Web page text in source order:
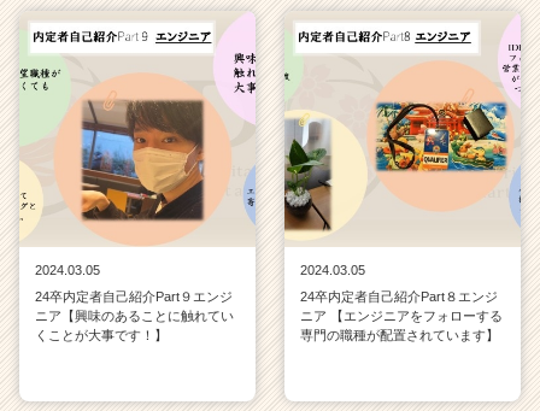
2024.03.05
24卒内定者自己紹介Part９エンジ
ニア【興味のあることに触れてい
くことが大事です！】
2024.03.05
24卒内定者自己紹介Part８エンジ
ニア 【エンジニアをフォローする
専門の職種が配置されています】